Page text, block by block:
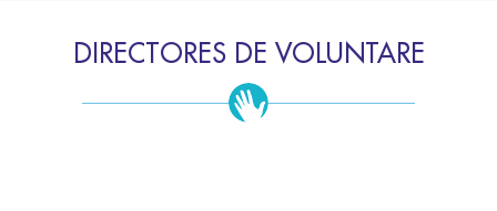
DIRECTORES DE VOLUNTARE